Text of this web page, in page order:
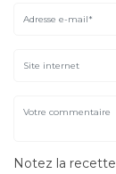
Notez la recette